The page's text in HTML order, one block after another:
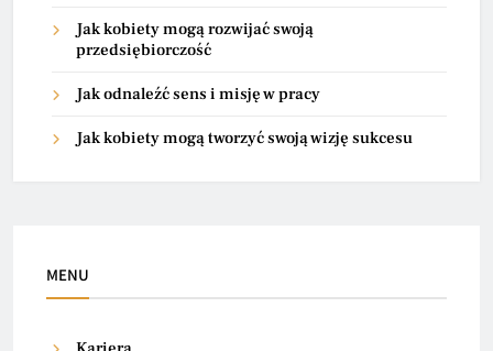
Jak kobiety mogą rozwijać swoją
przedsiębiorczość
Jak odnaleźć sens i misję w pracy
Jak kobiety mogą tworzyć swoją wizję sukcesu
MENU